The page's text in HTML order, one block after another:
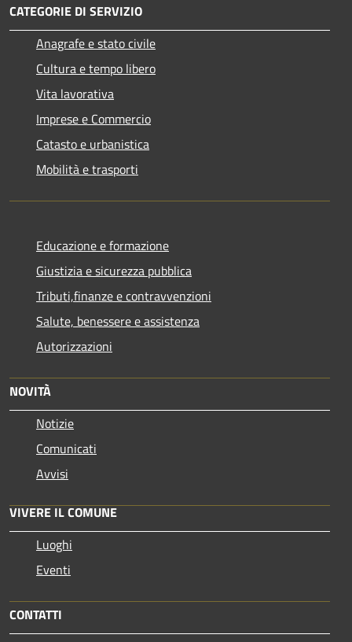
CATEGORIE DI SERVIZIO
Anagrafe e stato civile
Cultura e tempo libero
Vita lavorativa
Imprese e Commercio
Catasto e urbanistica
Mobilità e trasporti
Educazione e formazione
Giustizia e sicurezza pubblica
Tributi,finanze e contravvenzioni
Salute, benessere e assistenza
Autorizzazioni
NOVITÀ
Notizie
Comunicati
Avvisi
VIVERE IL COMUNE
Luoghi
Eventi
CONTATTI